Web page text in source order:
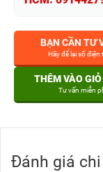
BẠN CẦN TƯ
Hãy để lại số điện
THÊM VÀO
Tư vấn miễn
Đánh giá